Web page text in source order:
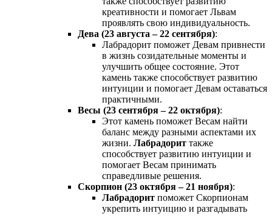
креативности и помогает Львам
проявлять свою индивидуальность.
Дева (23 августа – 22 сентября):
Лабрадорит поможет Девам привнести
в жизнь созидательные моменты и
улучшить общее состояние. Этот
камень также способствует развитию
интуиции и помогает Девам оставаться
практичными.
Весы (23 сентября – 22 октября):
Этот камень поможет Весам найти
баланс между разными аспектами их
жизни. Лабрадорит также
способствует развитию интуиции и
помогает Весам принимать
справедливые решения.
Скорпион (23 октября – 21 ноября):
Лабрадорит поможет Скорпионам
укрепить интуицию и разгадывать